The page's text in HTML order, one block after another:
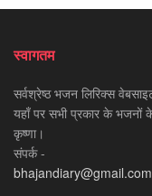
स्वागतम
सर्वश्रेष्ठ भजन लिरिक्स
यहाँ पर सभी प्रकार के भजनों
कृष्णा।
संपर्क -
bhajandiary@gmail.com